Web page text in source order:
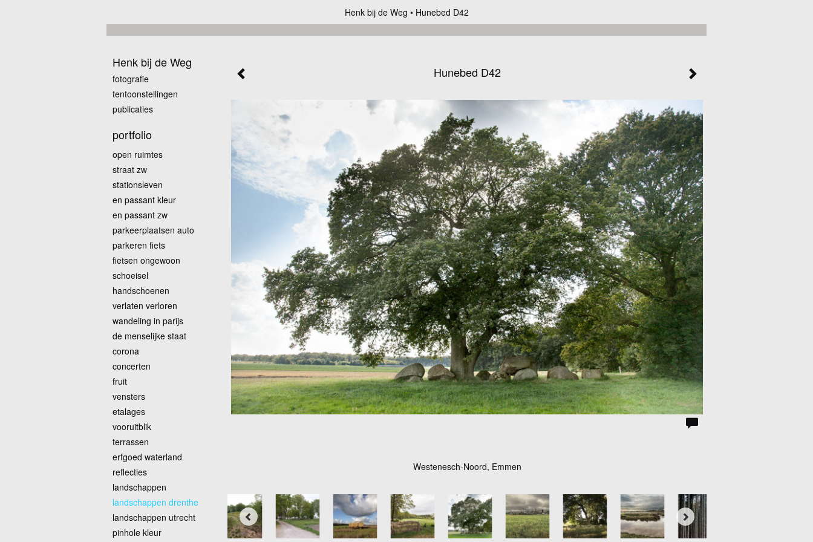
Henk bij de Weg Hunebed D42
Hunebed D42
Westenesch-Noord, Emmen
Henk bij de Weg
fotografie
tentoonstellingen
publicaties
portfolio
open ruimtes
straat zw
stationsleven
en passant kleur
en passant zw
parkeerplaatsen auto
parkeren fiets
fietsen ongewoon
schoeisel
handschoenen
verlaten verloren
wandeling in parijs
de menselijke staat
corona
concerten
fruit
vensters
etalages
vooruitblik
terrassen
erfgoed waterland
reflecties
landschappen
landschappen drenthe
landschappen utrecht
pinhole kleur